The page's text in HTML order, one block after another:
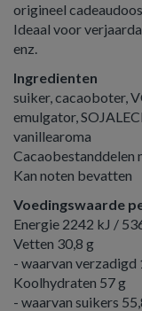
origineel
Ideaal voor
enz.
Ingredienten
suiker, cacaoboter,
emulgator,
vanillearoma
Cacaobestanddelen
Kan noten bevatten
Voedingswaarde
Energie 2242 kJ /
Vetten 30,8 g
- waarvan verzadigd
Koolhydraten 57 g
- waarvan suikers